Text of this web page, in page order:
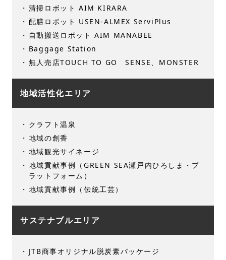
清掃ロボット AIM KIRARA
配膳ロボット USEN-ALMEX ServiPlus
自動搬送ロボット AIM MANABEE
Baggage Station
無人売店TOUCH TO GO SENSE、MONSTER
地域活性化エリア
クラフト温泉
地域の創香
地域観光サイネージ
地域貢献事例（GREEN SEA瀬戸内ひろしま・プ
ラットフォーム）
地域貢献事例（伝統工芸）
サステナブルエリア
JTB商事オリジナル脱炭素パッケージ